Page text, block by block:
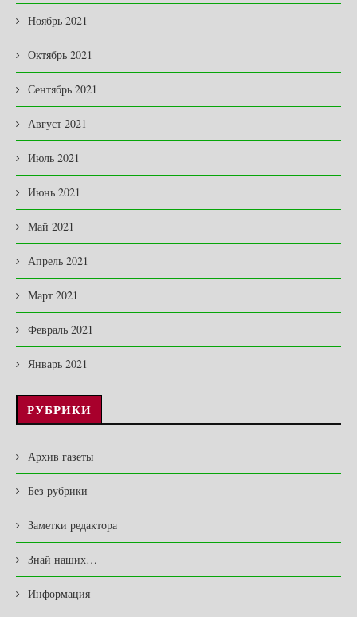
Ноябрь 2021
Октябрь 2021
Сентябрь 2021
Август 2021
Июль 2021
Июнь 2021
Май 2021
Апрель 2021
Март 2021
Февраль 2021
Январь 2021
РУБРИКИ
Архив газеты
Без рубрики
Заметки редактора
Знай наших…
Информация